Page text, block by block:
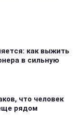
как выжить
в сильную
что человек
рядом